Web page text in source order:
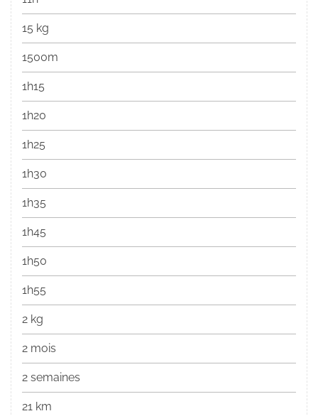
15 kg
1500m
1h15
1h20
1h25
1h30
1h35
1h45
1h50
1h55
2 kg
2 mois
2 semaines
21 km